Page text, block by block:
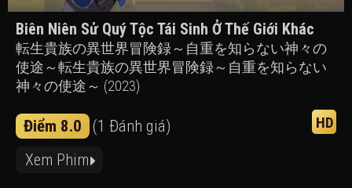
Biên Niên Sử Quý Tộc Tái Sinh Ở Thế Giới Khác
転生貴族の異世界冒険録～自重を知らない神々の
使途～転生貴族の異世界冒険録～自重を知らない
神々の使途～ (2023)
Điểm 8.0 (1 Đánh giá) HD
Xem Phim